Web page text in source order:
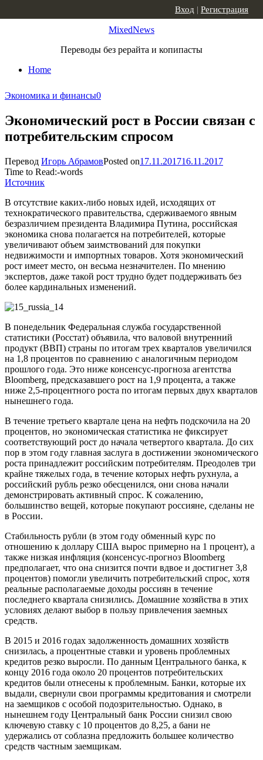
MixedNews
Переводы без рерайта и копипасты
Home
Вход | Регистрация
Экономика и финансы0
Экономический рост в России связан с
потребительским спросом
Перевод Игорь АбрамовPosted on17.11.201716.11.2017
Time to Read:-words
Источник
В отсутствие каких-либо новых идей, исходящих от
технократического правительства, сдерживаемого явным
безразличием президента Владимира Путина, российская
экономика снова полагается на потребителей, которые
увеличивают объем заимствований для покупки
недвижимости и импортных товаров. Хотя экономический
рост имеет место, он весьма незначителен. По мнению
экспертов, даже такой рост трудно будет поддерживать без
более кардинальных изменений.
В понедельник Федеральная служба государственной
статистики (Росстат) объявила, что валовой внутренний
продукт (ВВП) страны по итогам трех кварталов увеличился
на 1,8 процентов по сравнению с аналогичным периодом
прошлого года. Это ниже консенсус-прогноза агентства
Bloomberg, предсказавшего рост на 1,9 процента, а также
ниже 2,5-процентного роста по итогам первых двух кварталов
нынешнего года.
В течение третьего квартале цена на нефть подскочила на 20
процентов, но экономическая статистика не фиксирует
соответствующий рост до начала четвертого квартала. До сих
пор в этом году главная заслуга в достижении экономического
роста принадлежит российским потребителям. Преодолев три
крайне тяжелых года, в течение которых нефть рухнула, а
российский рубль резко обесценился, они снова начали
демонстрировать активный спрос. К сожалению,
большинство вещей, которые покупают россияне, сделаны не
в России.
Стабильность рубли (в этом году обменный курс по
отношению к доллару США вырос примерно на 1 процент), а
также низкая инфляция (консенсус-прогноз Bloomberg
предполагает, что она снизится почти вдвое и достигнет 3,8
процентов) помогли увеличить потребительский спрос, хотя
реальные располагаемые доходы россиян в течение
последнего квартала снизились. Домашние хозяйства в этих
условиях делают выбор в пользу привлечения заемных
средств.
В 2015 и 2016 годах задолженность домашних хозяйств
снизилась, а процентные ставки и уровень проблемных
кредитов резко выросли. По данным Центрального банка, к
концу 2016 года около 20 процентов потребительских
кредитов были отнесены к проблемным. Банки, которые их
выдали, свернули свои программы кредитования и смотрели
на заемщиков с особой подозрительностью. Однако, в
нынешнем году Центральный банк России снизил свою
ключевую ставку с 10 процентов до 8,25, а бани не
удержались от соблазна предложить большее количество
средств частным заемщикам.